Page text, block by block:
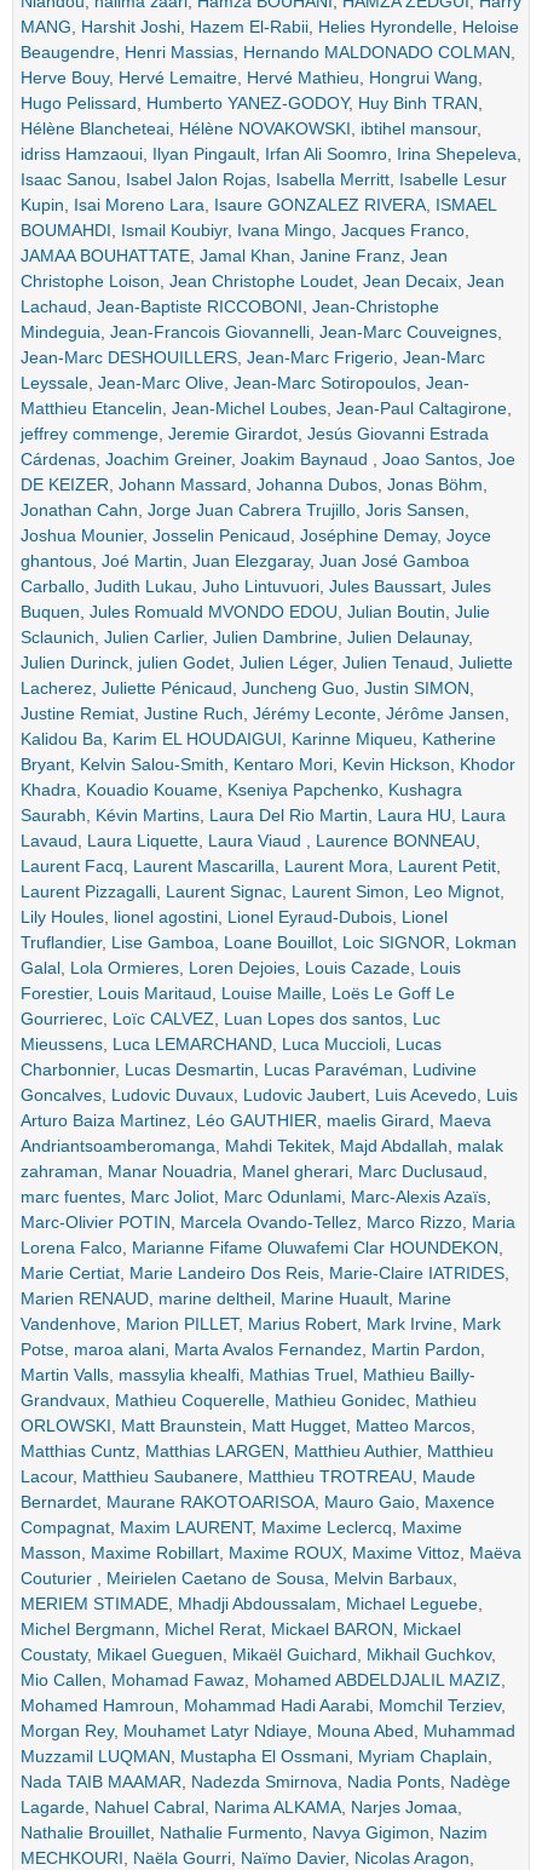
MANG, Harshit Joshi, Hazem El-Rabii, Helies Hyrondelle, Heloise
Beaugendre, Henri Massias, Hernando MALDONADO COLMAN,
Herve Bouy, Hervé Lemaitre, Hervé Mathieu, Hongrui Wang,
Hugo Pelissard, Humberto YANEZ-GODOY, Huy Binh TRAN,
Hélène Blancheteai, Hélène NOVAKOWSKI, ibtihel mansour,
idriss Hamzaoui, Ilyan Pingault, Irfan Ali Soomro, Irina Shepeleva,
Isaac Sanou, Isabel Jalon Rojas, Isabella Merritt, Isabelle Lesur
Kupin, Isai Moreno Lara, Isaure GONZALEZ RIVERA, ISMAEL
BOUMAHDI, Ismail Koubiyr, Ivana Mingo, Jacques Franco,
JAMAA BOUHATTATE, Jamal Khan, Janine Franz, Jean
Christophe Loison, Jean Christophe Loudet, Jean Decaix, Jean
Lachaud, Jean-Baptiste RICCOBONI, Jean-Christophe
Mindeguia, Jean-Francois Giovannelli, Jean-Marc Couveignes,
Jean-Marc DESHOUILLERS, Jean-Marc Frigerio, Jean-Marc
Leyssale, Jean-Marc Olive, Jean-Marc Sotiropoulos, Jean-
Matthieu Etancelin, Jean-Michel Loubes, Jean-Paul Caltagirone,
jeffrey commenge, Jeremie Girardot, Jesús Giovanni Estrada
Cárdenas, Joachim Greiner, Joakim Baynaud , Joao Santos, Joe
DE KEIZER, Johann Massard, Johanna Dubos, Jonas Böhm,
Jonathan Cahn, Jorge Juan Cabrera Trujillo, Joris Sansen,
Joshua Mounier, Josselin Penicaud, Joséphine Demay, Joyce
ghantous, Joé Martin, Juan Elezgaray, Juan José Gamboa
Carballo, Judith Lukau, Juho Lintuvuori, Jules Baussart, Jules
Buquen, Jules Romuald MVONDO EDOU, Julian Boutin, Julie
Sclaunich, Julien Carlier, Julien Dambrine, Julien Delaunay,
Julien Durinck, julien Godet, Julien Léger, Julien Tenaud, Juliette
Lacherez, Juliette Pénicaud, Juncheng Guo, Justin SIMON,
Justine Remiat, Justine Ruch, Jérémy Leconte, Jérôme Jansen,
Kalidou Ba, Karim EL HOUDAIGUI, Karinne Miqueu, Katherine
Bryant, Kelvin Salou-Smith, Kentaro Mori, Kevin Hickson, Khodor
Khadra, Kouadio Kouame, Kseniya Papchenko, Kushagra
Saurabh, Kévin Martins, Laura Del Rio Martin, Laura HU, Laura
Lavaud, Laura Liquette, Laura Viaud , Laurence BONNEAU,
Laurent Facq, Laurent Mascarilla, Laurent Mora, Laurent Petit,
Laurent Pizzagalli, Laurent Signac, Laurent Simon, Leo Mignot,
Lily Houles, lionel agostini, Lionel Eyraud-Dubois, Lionel
Truflandier, Lise Gamboa, Loane Bouillot, Loic SIGNOR, Lokman
Galal, Lola Ormieres, Loren Dejoies, Louis Cazade, Louis
Forestier, Louis Maritaud, Louise Maille, Loës Le Goff Le
Gourrierec, Loïc CALVEZ, Luan Lopes dos santos, Luc
Mieussens, Luca LEMARCHAND, Luca Muccioli, Lucas
Charbonnier, Lucas Desmartin, Lucas Paravéman, Ludivine
Goncalves, Ludovic Duvaux, Ludovic Jaubert, Luis Acevedo, Luis
Arturo Baiza Martinez, Léo GAUTHIER, maelis Girard, Maeva
Andriantsoamberomanga, Mahdi Tekitek, Majd Abdallah, malak
zahraman, Manar Nouadria, Manel gherari, Marc Duclusaud,
marc fuentes, Marc Joliot, Marc Odunlami, Marc-Alexis Azaïs,
Marc-Olivier POTIN, Marcela Ovando-Tellez, Marco Rizzo, Maria
Lorena Falco, Marianne Fifame Oluwafemi Clar HOUNDEKON,
Marie Certiat, Marie Landeiro Dos Reis, Marie-Claire IATRIDES,
Marien RENAUD, marine deltheil, Marine Huault, Marine
Vandenhove, Marion PILLET, Marius Robert, Mark Irvine, Mark
Potse, maroa alani, Marta Avalos Fernandez, Martin Pardon,
Martin Valls, massylia khealfi, Mathias Truel, Mathieu Bailly-
Grandvaux, Mathieu Coquerelle, Mathieu Gonidec, Mathieu
ORLOWSKI, Matt Braunstein, Matt Hugget, Matteo Marcos,
Matthias Cuntz, Matthias LARGEN, Matthieu Authier, Matthieu
Lacour, Matthieu Saubanere, Matthieu TROTREAU, Maude
Bernardet, Maurane RAKOTOARISOA, Mauro Gaio, Maxence
Compagnat, Maxim LAURENT, Maxime Leclercq, Maxime
Masson, Maxime Robillart, Maxime ROUX, Maxime Vittoz, Maëva
Couturier , Meirielen Caetano de Sousa, Melvin Barbaux,
MERIEM STIMADE, Mhadji Abdoussalam, Michael Leguebe,
Michel Bergmann, Michel Rerat, Mickael BARON, Mickael
Coustaty, Mikael Gueguen, Mikaël Guichard, Mikhail Guchkov,
Mio Callen, Mohamad Fawaz, Mohamed ABDELDJALIL MAZIZ,
Mohamed Hamroun, Mohammad Hadi Aarabi, Momchil Terziev,
Morgan Rey, Mouhamet Latyr Ndiaye, Mouna Abed, Muhammad
Muzzamil LUQMAN, Mustapha El Ossmani, Myriam Chaplain,
Nada TAIB MAAMAR, Nadezda Smirnova, Nadia Ponts, Nadège
Lagarde, Nahuel Cabral, Narima ALKAMA, Narjes Jomaa,
Nathalie Brouillet, Nathalie Furmento, Navya Gigimon, Nazim
MECHKOURI, Naëla Gourri, Naïmo Davier, Nicolas Aragon,